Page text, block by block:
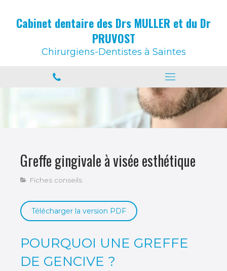
Cabinet dentaire des Drs MULLER et du Dr
PRUVOST
Chirurgiens-Dentistes à Saintes
Greffe gingivale à visée esthétique
Fiches conseils
Télécharger la version PDF
POURQUOI UNE GREFFE
DE GENCIVE ?